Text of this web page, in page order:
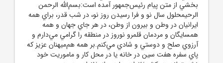
بخشي از متن پيام رئيس‌جمهور آمده است:بسم‌الله الرحمن
الرحيمحلول سال نو و فرا رسيدن روز نو، در شب قدر، براي همه
ايرانيان در وطن و بيرون از وطن، در هر جاي جهان و همه
همسايگان و مردمان قلمرو نوروز در منطقه را گرامي مي‌دارم و
آرزوي صلح و دوستي و شادي مي‌کنم.بر همه هم‌ميهنان عزيز که
پاي سفره هفت سين در خانه يا در محل کار و ماموريت خود